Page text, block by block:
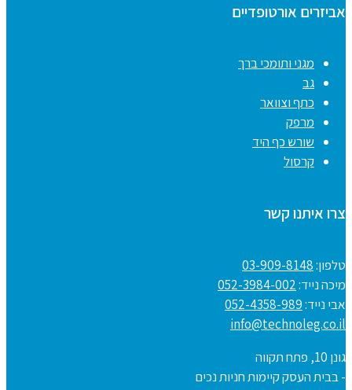
אביזרים אורטופדיים
מגני ותומכי ברך
גב
כתף וצוואר
מרפק
שורש כף היד
קרסול
צרו איתנו קשר
טלפון:03-909-8148
מיכה נייד:052-3984-002
אבי נייד:052-4358-989
info@technoleg.co.il
גונן 10, פתח תקווה
- בבית העסק קיימות חניות נכים